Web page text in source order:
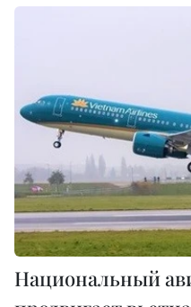
Национальный